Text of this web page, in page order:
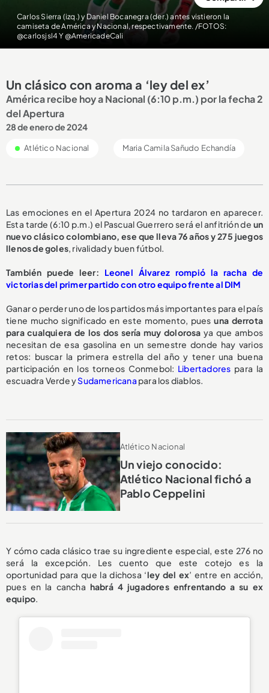
Carlos Sierra (izq.) y Daniel Bocanegra (der.) antes vistieron la
camiseta de América y Nacional, respectivamente. /FOTOS:
@carlosjsl4 Y @AmericadeCali
Un clásico con aroma a ‘ley del ex’
América recibe hoy a Nacional (6:10 p.m.) por la fecha 2
del Apertura
28 de enero de 2024
Atlético Nacional Maria Camila Sañudo Echandía
Las emociones en el Apertura 2024 no tardaron en aparecer.
Esta tarde (6:10 p.m.) el Pascual Guerrero será el anfitrión de un
nuevo clásico colombiano, ese que lleva 76 años y 275 juegos
llenos de goles, rivalidad y buen fútbol.
También puede leer: Leonel Álvarez rompió la racha de
victorias del primer partido con otro equipo frente al DIM
Ganar o perder uno de los partidos más importantes para el país
tiene mucho significado en este momento, puesuna derrota
para cualquiera de los dos sería muy dolorosa ya que ambos
necesitan de esa gasolina en un semestre donde hay varios
retos: buscar la primera estrella del año y tener una buena
participación en los torneos Conmebol: Libertadores para la
escuadra Verde ySudamericana para los diablos.
Atlético Nacional
Un viejo conocido:
Atlético Nacional fichó a
Pablo Ceppelini
Y cómo cada clásico trae su ingrediente especial, este 276 no
será la excepción. Les cuento que este cotejo es la
oportunidad para que la dichosa ‘ley del ex’ entre en acción,
pues en la cancha habrá 4 jugadores enfrentando a su ex
equipo